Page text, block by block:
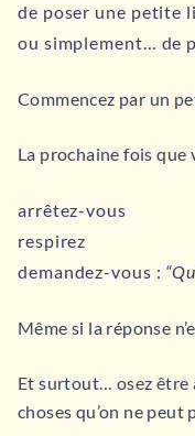
de poser une petite
ou simplement… de
Commencez par un
La prochaine fois
arrêtez-vous
respirez
demandez-vous :
Même si la réponse
Et surtout… osez être
choses qu’on ne peut